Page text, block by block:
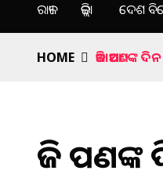
ରାଜ୍ୟ ଜିଲ୍ଲା ଦେଶ
HOME ଆଜି ଆପଣଙ୍କ
ଆଜି